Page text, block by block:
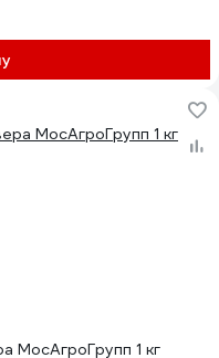
МосАгроГрупп 1 кг